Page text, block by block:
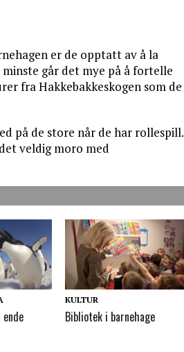
er de opptatt av å la
går det mye på å fortelle
fra Hakkebakkeskogen som de
på de store når de har rollespill.
veldig moro med
KULTUR
Bibliotek i barnehage